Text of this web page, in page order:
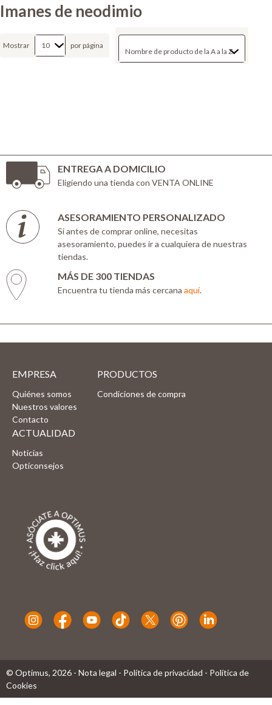
Imanes de neodimio
Mostrar por página
ENTREGA A DOMICILIO
Eligiendo una tienda con VENTA ONLINE
ASESORAMIENTO PERSONALIZADO
Si antes de comprar online, necesitas
asesoramiento, puedes ir a cualquiera de nuestras
tiendas.
MÁS DE 300 TIENDAS
Encuentra tu tienda más cercana aquí.
EMPRESA
Quiénes somos
Nuestros valores
Contacto
PRODUCTOS
Condiciones de compra
ACTUALIDAD
Noticias
Opticonsejos
© Optimus, 2026 - Nota legal - Política de privacidad - Política de
Cookies